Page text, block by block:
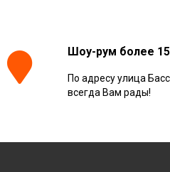
Шоу-рум более
По адресу улица
всегда Вам рады!